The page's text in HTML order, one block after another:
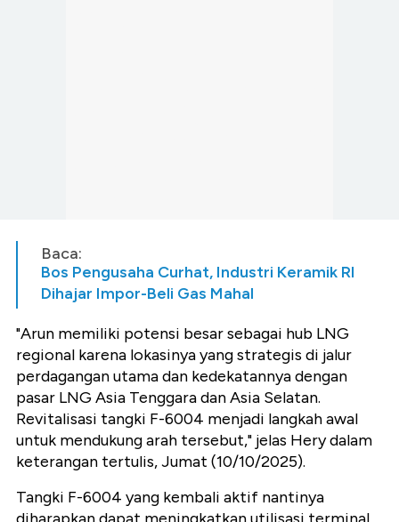
Baca:
Bos Pengusaha Curhat, Industri Keramik RI
Dihajar Impor-Beli Gas Mahal
"Arun memiliki potensi besar sebagai hub LNG
regional karena lokasinya yang strategis di jalur
perdagangan utama dan kedekatannya dengan
pasar LNG Asia Tenggara dan Asia Selatan.
Revitalisasi tangki F-6004 menjadi langkah awal
untuk mendukung arah tersebut," jelas Hery dalam
keterangan tertulis, Jumat (10/10/2025).
Tangki F-6004 yang kembali aktif nantinya
diharapkan dapat meningkatkan utilisasi terminal